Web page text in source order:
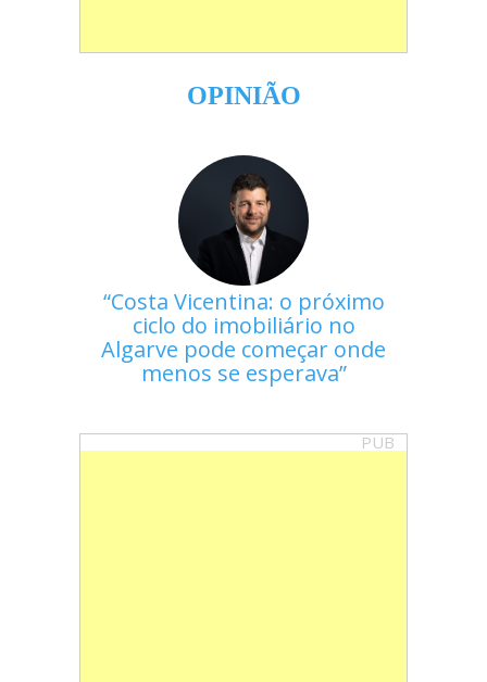
OPINIÃO
Costa Vicentina: o próximo
ciclo do imobiliário no
Algarve pode começar onde
menos se esperava
PUB